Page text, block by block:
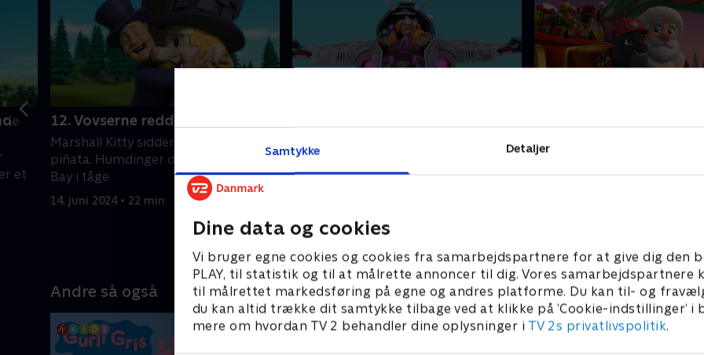
Samtykke Detaljer
Dine data og cookies
Vi bruger egne cookies og cookies fra samarbejdspartnere for at give dig den
PLAY, til statistik og til at målrette annoncer til dig. Vores samarbejdspartnere
til målrettet markedsføring på egne og andres platforme. Du kan til- og
du kan altid trække dit samtykke tilbage ved at klikke på ’Cookie-indstillinger’ i
mere om hvordan TV 2 behandler dine oplysninger i TV 2s privatlivspolitik.
et
12. Vovserne redder Hum-ñata
Marshall Kitty sidder fast i en stor
piñata. Humdinger dækker Adventure
Bay i tåge
14. juni 2024 • 22 min
Hvalpene skal forhindre Humdinger i
at bruge en mægtig krystal til at blive
Charger hjælper hvalpene
komme julemanden og
Andre så også